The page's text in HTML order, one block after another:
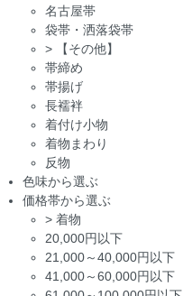
名古屋帯
袋帯・洒落袋帯
>
【その他】
帯締め
帯揚げ
長襦袢
着付け小物
着物まわり
反物
色味から選ぶ
価格帯から選ぶ
> 着物
20,000円以下
21,000～40,000円以下
41,000～60,000円以下